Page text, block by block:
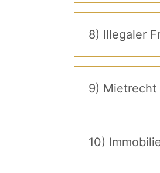
8) Illegaler
9) Mietrecht
10)